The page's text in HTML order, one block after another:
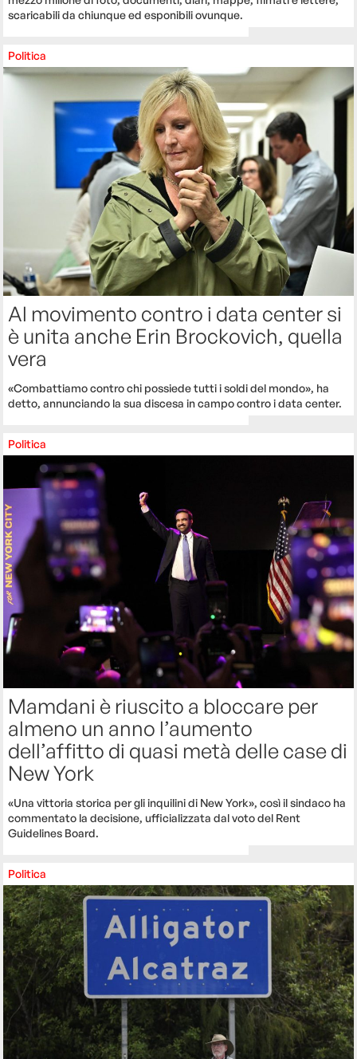
scaricabili da chiunque ed esponibili ovunque.
Politica
Al movimento contro i data center si
è unita anche Erin Brockovich, quella
vera
«Combattiamo contro chi possiede tutti i soldi del mondo», ha
detto, annunciando la sua discesa in campo contro i data center.
Politica
Mamdani è riuscito a bloccare per
almeno un anno l’aumento
dell’affitto di quasi metà delle case di
New York
«Una vittoria storica per gli inquilini di New York», così il sindaco ha
commentato la decisione, ufficializzata dal voto del Rent
Guidelines Board.
Politica